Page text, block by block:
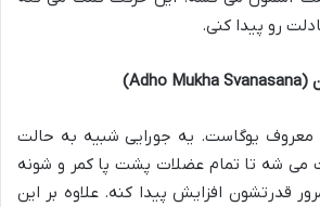
رو پیدا کنی.
(Adho Mukha Svanasana)
یوگاست. یه جورایی شبیه به حالت
می شه تا تمام عضلات پشت پا کمر و شونه
قدرتشون افزایش پیدا کنه. علاوه بر این